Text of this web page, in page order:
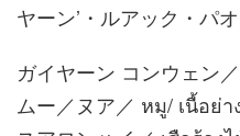
ヤーン’・ルアック・パ
ガイヤーン コンウェン
ムー／ヌア／ หมู/ เนื้อย่า